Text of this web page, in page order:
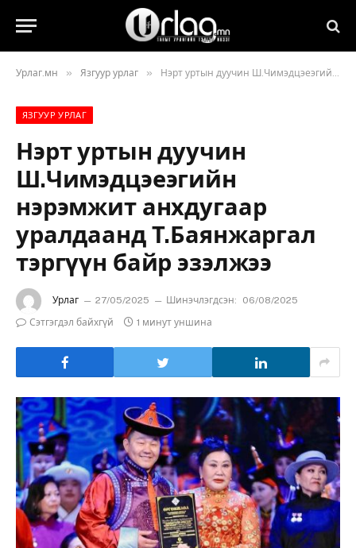
Урлаг.мн » Язгуур урлаг » Нэрт уртын дуучин Ш.Чимэдцэеэгийн нэрэмжит анхдугаар уралдаанд Т.Баянжаргал тэргүүн байр эзэлжээ
ЯЗГУУР УРЛАГ
Нэрт уртын дуучин
Ш.Чимэдцэеэгийн
нэрэмжит анхдугаар
уралдаанд Т.Баянжаргал
тэргүүн байр эзэлжээ
Урлаг 27/05/2025 Шинэчлэгдсэн:
06/08/2025
Сэтгэгдэл байхгүй
1 минут уншина